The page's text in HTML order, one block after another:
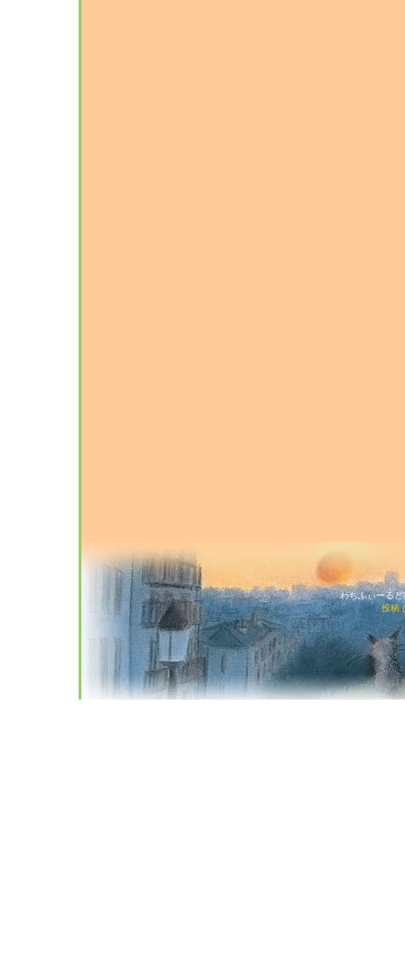
わちふぃーる
投稿